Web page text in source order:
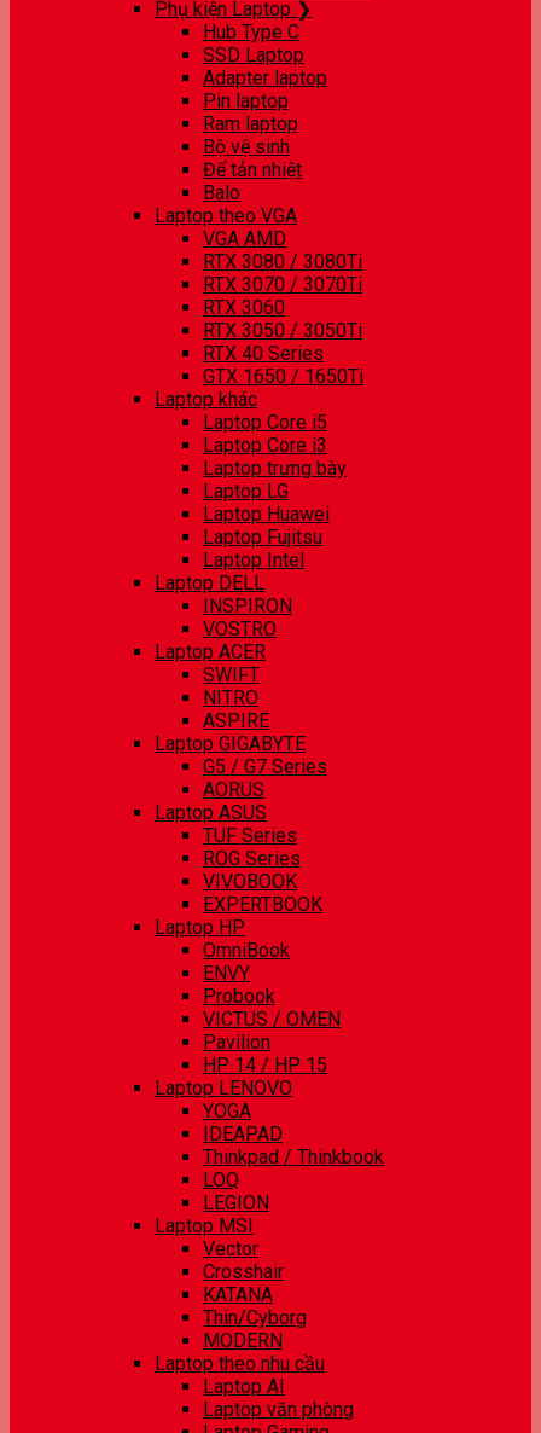
Phụ kiện Laptop ❯
Hub Type C
SSD Laptop
Adapter laptop
Pin laptop
Ram laptop
Bộ vệ sinh
Đế tản nhiệt
Balo
Laptop theo VGA
VGA AMD
RTX 3080 / 3080Ti
RTX 3070 / 3070Ti
RTX 3060
RTX 3050 / 3050Ti
RTX 40 Series
GTX 1650 / 1650Ti
Laptop khác
Laptop Core i5
Laptop Core i3
Laptop trưng bày
Laptop LG
Laptop Huawei
Laptop Fujitsu
Laptop Intel
Laptop DELL
INSPIRON
VOSTRO
Laptop ACER
SWIFT
NITRO
ASPIRE
Laptop GIGABYTE
G5 / G7 Series
AORUS
Laptop ASUS
TUF Series
ROG Series
VIVOBOOK
EXPERTBOOK
Laptop HP
OmniBook
ENVY
Probook
VICTUS / OMEN
Pavilion
HP 14 / HP 15
Laptop LENOVO
YOGA
IDEAPAD
Thinkpad / Thinkbook
LOQ
LEGION
Laptop MSI
Vector
Crosshair
KATANA
Thin/Cyborg
MODERN
Laptop theo nhu cầu
Laptop AI
Laptop văn phòng